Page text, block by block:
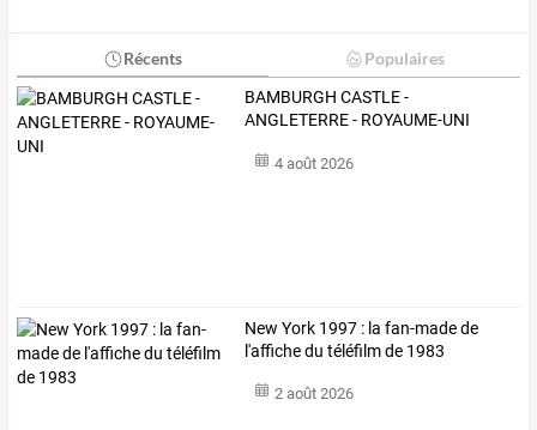
Récents Populaires
BAMBURGH CASTLE -
ANGLETERRE - ROYAUME-UNI
4 août 2026
New York 1997 : la fan-made de
l'affiche du téléfilm de 1983
2 août 2026